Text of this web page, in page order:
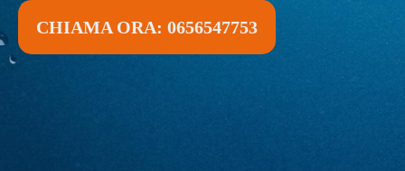
CHIAMA ORA: 0656547753